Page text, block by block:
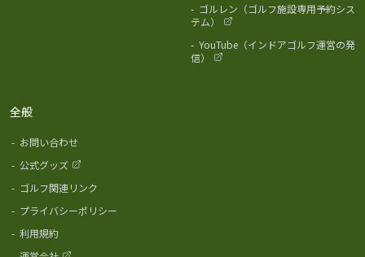
- ゴルレン（ゴルフ施設専用予約シス
テム）
- YouTube（インドアゴルフ運営の発
信）
全般
- お問い合わせ
- 公式グッズ
- ゴルフ関連リンク
- プライバシーポリシー
- 利用規約